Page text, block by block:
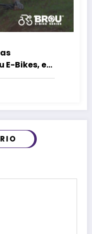
E-Bikes, em